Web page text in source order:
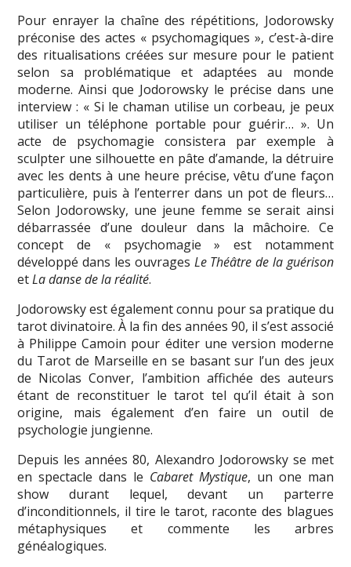
Pour enrayer la chaîne des répétitions, Jodorowsky
préconise des actes « psychomagiques », c’est-à-dire
des ritualisations créées sur mesure pour le patient
selon sa problématique et adaptées au monde
moderne. Ainsi que Jodorowsky le précise dans une
interview : « Si le chaman utilise un corbeau, je peux
utiliser un téléphone portable pour guérir… ». Un
acte de psychomagie consistera par exemple à
sculpter une silhouette en pâte d’amande, la détruire
avec les dents à une heure précise, vêtu d’une façon
particulière, puis à l’enterrer dans un pot de fleurs…
Selon Jodorowsky, une jeune femme se serait ainsi
débarrassée d’une douleur dans la mâchoire. Ce
concept de « psychomagie » est notamment
développé dans les ouvrages Le Théâtre de la guérison
etLa danse de la réalité.
Jodorowsky est également connu pour sa pratique du
tarot divinatoire. À la fin des années 90, il s’est associé
à Philippe Camoin pour éditer une version moderne
du Tarot de Marseille en se basant sur l’un des jeux
de Nicolas Conver, l’ambition affichée des auteurs
étant de reconstituer le tarot tel qu’il était à son
origine, mais également d’en faire un outil de
psychologie jungienne.
Depuis les années 80, Alexandro Jodorowsky se met
en spectacle dans le Cabaret Mystique, un one man
show durant lequel, devant un parterre
d’inconditionnels, il tire le tarot, raconte des blagues
métaphysiques et commente les arbres
généalogiques.